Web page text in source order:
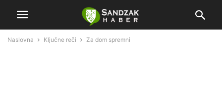
Naslovna Ključne reči Za dom spremni